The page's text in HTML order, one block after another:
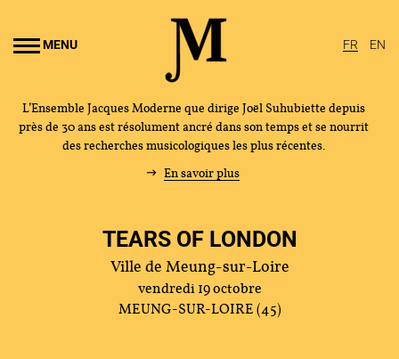
MENU FR EN
L’Ensemble Jacques Moderne que dirige Joël Suhubiette depuis
près de 30 ans est résolument ancré dans son temps et se nourrit
des recherches musicologiques les plus récentes.
En savoir plus
TEARS OF LONDON
Ville de Meung-sur-Loire
vendredi 19 octobre
MEUNG-SUR-LOIRE (45)